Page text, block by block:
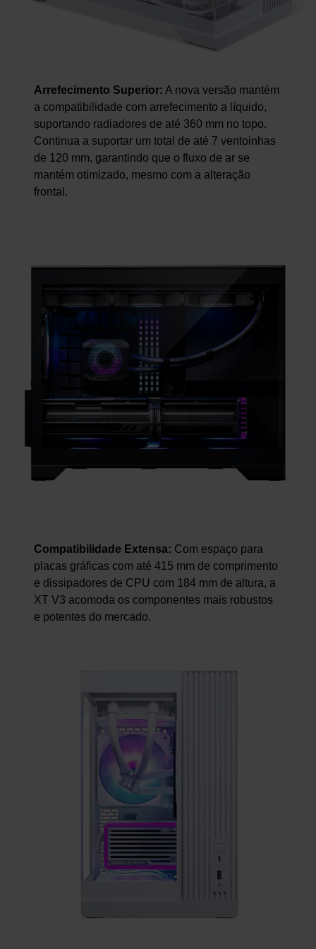
Arrefecimento Superior: A nova versão mantém
a compatibilidade com arrefecimento a líquido,
suportando radiadores de até 360 mm no topo.
Continua a suportar um total de até 7 ventoinhas
de 120 mm, garantindo que o fluxo de ar se
mantém otimizado, mesmo com a alteração
frontal.
Compatibilidade Extensa: Com espaço para
placas gráficas com até 415 mm de comprimento
e dissipadores de CPU com 184 mm de altura, a
XT V3 acomoda os componentes mais robustos
e potentes do mercado.